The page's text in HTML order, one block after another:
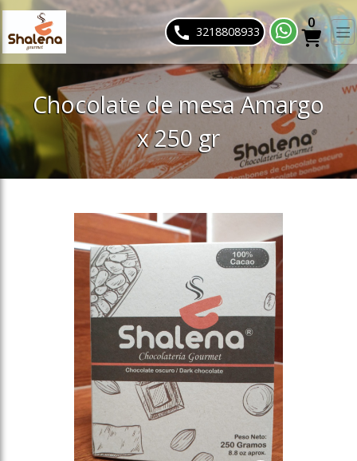
slideout menu. 3218808933
0
Chocolate de mesa Amargo
x 250 gr